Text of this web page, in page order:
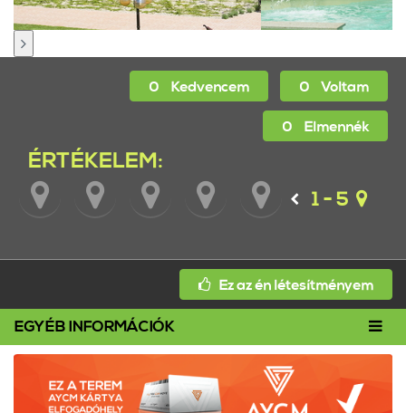
0 Kedvencem 0 Voltam
0 Elmennék
ÉRTÉKELEM:
1 - 5
Ez az én létesítményem
EGYÉB INFORMÁCIÓK